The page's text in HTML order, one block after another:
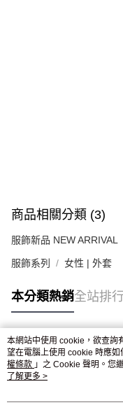
商品相關分類 (3)
服飾新品 NEW ARRIVAL
服飾系列 女性 | 外套
本分類熱銷全站排行
熱門標籤
本網站中使用 cookie，欲查詢
望在電腦上使用 cookie 時應
權條款 」之 Cookie 聲明。您
用條款之 Cookie 聲明使用
了解更多 >